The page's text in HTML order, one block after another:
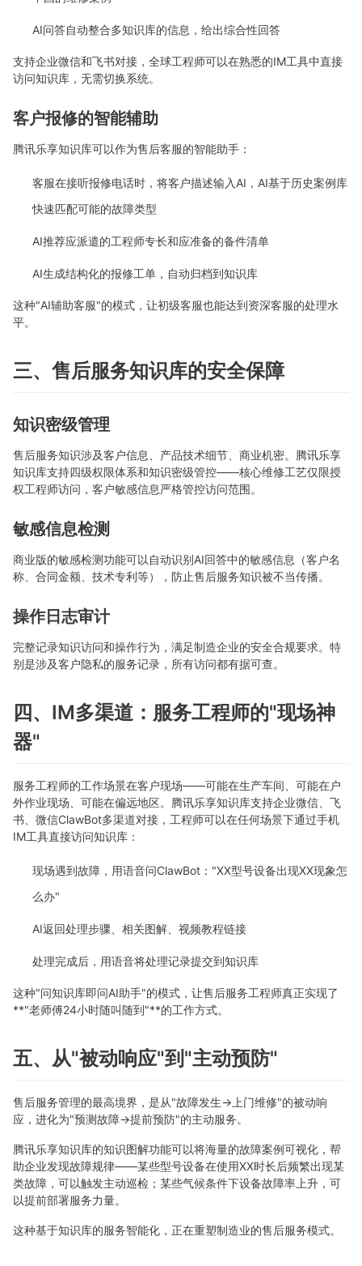
AI问答自动整合多知识库的信息，给出综合性回答
支持企业微信和飞书对接，全球工程师可以在熟悉的IM工具中直接
访问知识库，无需切换系统。
客户报修的智能辅助
腾讯乐享知识库可以作为售后客服的智能助手：
客服在接听报修电话时，将客户描述输入AI，AI基于历史案例库
快速匹配可能的故障类型
AI推荐应派遣的工程师专长和应准备的备件清单
AI生成结构化的报修工单，自动归档到知识库
这种"AI辅助客服"的模式，让初级客服也能达到资深客服的处理水
平。
三、售后服务知识库的安全保障
知识密级管理
售后服务知识涉及客户信息、产品技术细节、商业机密。腾讯乐享
知识库支持四级权限体系和知识密级管控——核心维修工艺仅限授
权工程师访问，客户敏感信息严格管控访问范围。
敏感信息检测
商业版的敏感检测功能可以自动识别AI回答中的敏感信息（客户名
称、合同金额、技术专利等），防止售后服务知识被不当传播。
操作日志审计
完整记录知识访问和操作行为，满足制造企业的安全合规要求。特
别是涉及客户隐私的服务记录，所有访问都有据可查。
四、IM多渠道：服务工程师的"现场神
器"
服务工程师的工作场景在客户现场——可能在生产车间、可能在户
外作业现场、可能在偏远地区。腾讯乐享知识库支持企业微信、飞
书、微信ClawBot多渠道对接，工程师可以在任何场景下通过手机
IM工具直接访问知识库：
现场遇到故障，用语音问ClawBot："XX型号设备出现XX现象怎
么办"
AI返回处理步骤、相关图解、视频教程链接
处理完成后，用语音将处理记录提交到知识库
这种"问知识库即问AI助手"的模式，让售后服务工程师真正实现了
**"老师傅24小时随叫随到"**的工作方式。
五、从"被动响应"到"主动预防"
售后服务管理的最高境界，是从"故障发生→上门维修"的被动响
应，进化为"预测故障→提前预防"的主动服务。
腾讯乐享知识库的知识图解功能可以将海量的故障案例可视化，帮
助企业发现故障规律——某些型号设备在使用XX时长后频繁出现某
类故障，可以触发主动巡检；某些气候条件下设备故障率上升，可
以提前部署服务力量。
这种基于知识库的服务智能化，正在重塑制造业的售后服务模式。